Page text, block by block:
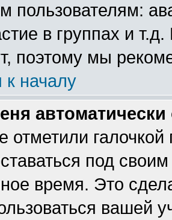
пользователям:
в группах и
поэтому мы
к началу
автоматически
отметили галочкой
под
время. Это
вашей